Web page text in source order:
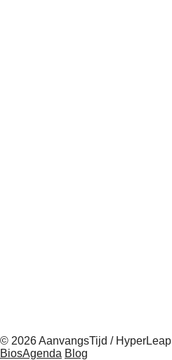
© 2026 AanvangsTijd / HyperLeap
BiosAgenda Blog